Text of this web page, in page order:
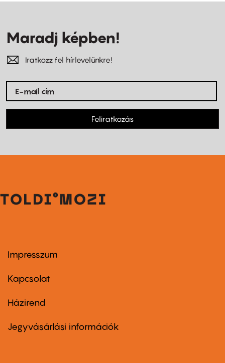
Maradj képben!
Iratkozz fel hírlevelünkre!
Feliratkozás
Footer
first
Impresszum
Kapcsolat
Footer
second
Házirend
Jegyvásárlási információk